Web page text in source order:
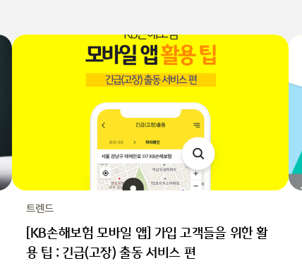
트렌드
[KB손해보험 모바일 앱] 가입 고객들을 위한 활
용 팁 : 긴급(고장) 출동 서비스 편